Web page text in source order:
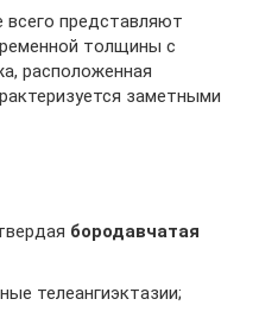
представляют
толщины с
расположенная
заметными
бородавчатая
телеангиэктазии;